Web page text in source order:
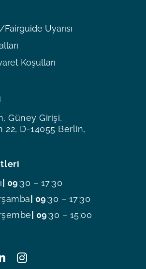
Güney Girişi,
22, D-14055 Berlin,
| 09:30 – 17:30
| 09:30 – 17:30
| 09:30 – 15:00
Fairguide Uyarısı
Koşulları